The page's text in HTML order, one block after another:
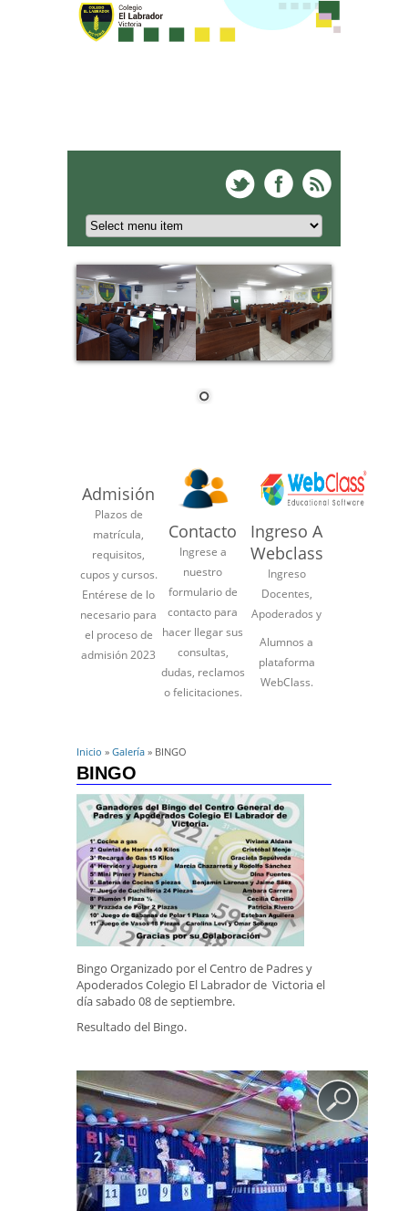
Admisión
Plazos de
matrícula,
requisitos,
cupos y cursos.
Entérese de lo
necesario para
el proceso de
admisión 2023
Contacto
Ingrese a
nuestro
formulario de
contacto para
hacer llegar sus
consultas,
dudas, reclamos
o felicitaciones.
Ingreso A
Webclass
Ingreso
Docentes,
Apoderados y
Alumnos a
plataforma
WebClass.
Inicio » Galería » BINGO
BINGO
Bingo Organizado por el Centro de Padres y
Apoderados Colegio El Labrador de Victoria el
día sabado 08 de septiembre.
Resultado del Bingo.